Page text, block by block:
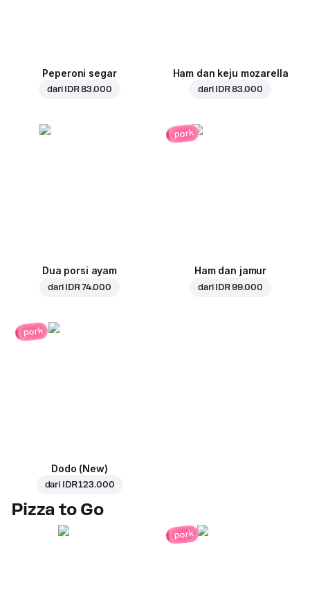
Peperoni segar
dari IDR 83.000
Ham dan keju mozarella
dari IDR 83.000
Dua porsi ayam
dari IDR 74.000
pork
Ham dan jamur
dari IDR 99.000
pork
Dodo (New)
dari IDR 123.000
Pizza to Go
pork